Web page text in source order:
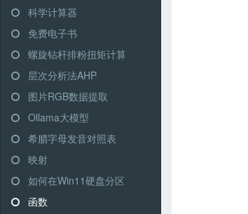
科学计算器
免费电子书
螺旋钻杆排粉扭矩计算
层次分析法AHP
图片RGB数据提取
Ollama大模型
希腊字母发音对照表
映射
如何在Win11硬盘分区
函数